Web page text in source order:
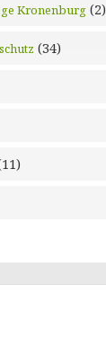
Kronenburg (2)
(34)